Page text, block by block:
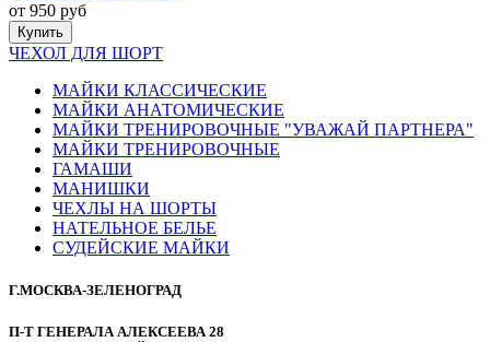
от 950 руб
Купить
ЧЕХОЛ ДЛЯ ШОРТ
МАЙКИ КЛАССИЧЕСКИЕ
МАЙКИ АНАТОМИЧЕСКИЕ
МАЙКИ ТРЕНИРОВОЧНЫЕ "УВАЖАЙ ПАРТНЕРА"
МАЙКИ ТРЕНИРОВОЧНЫЕ
ГАМАШИ
МАНИШКИ
ЧЕХЛЫ НА ШОРТЫ
НАТЕЛЬНОЕ БЕЛЬЕ
СУДЕЙСКИЕ МАЙКИ
Г.МОСКВА-ЗЕЛЕНОГРАД
П-Т ГЕНЕРАЛА АЛЕКСЕЕВА 28